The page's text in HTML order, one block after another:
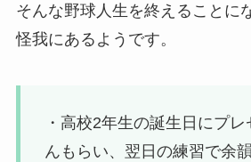
そんな野球人生を終えることに
怪我にあるようです。
・高校2年生の誕生日にプレ
んもらい、翌日の練習で余